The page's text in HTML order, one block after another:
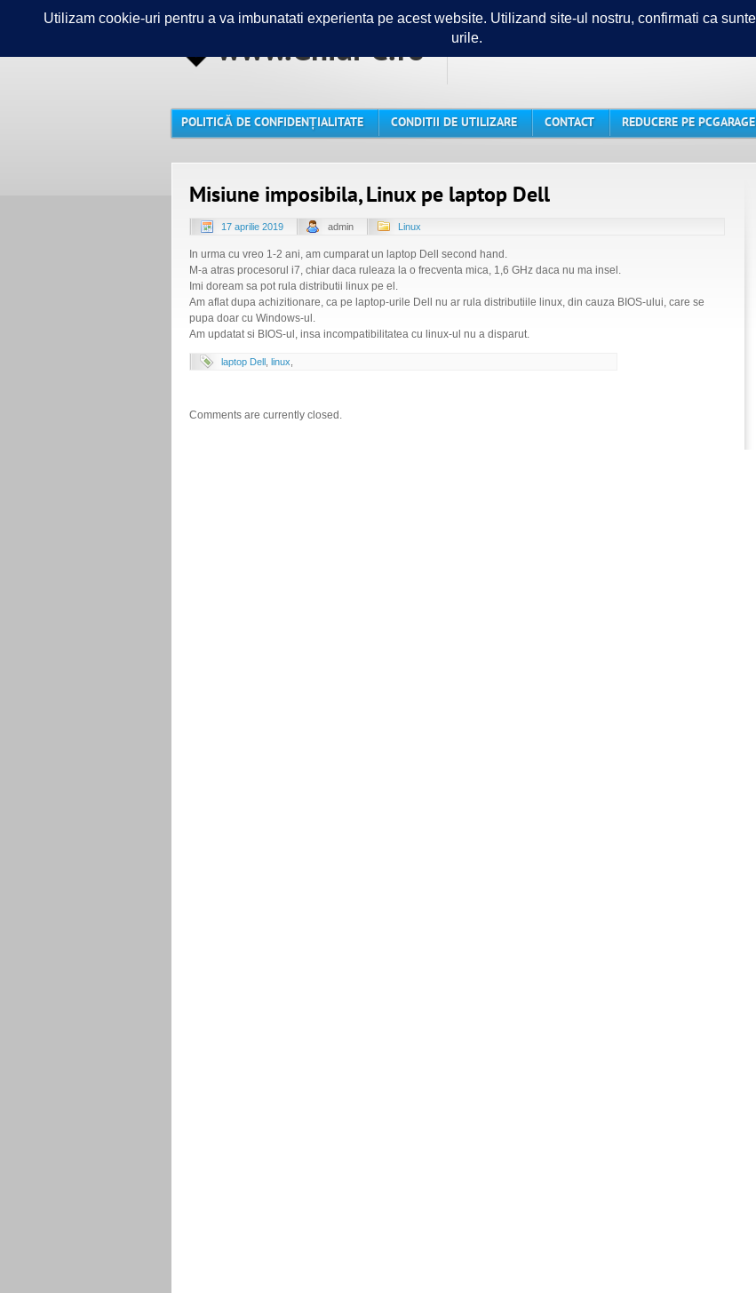
www.GhidPC.ro Ghidul tau in lumea PC-urilor
POLITICĂ DE CONFIDENȚIALITATE CONDITII DE UTILIZARE CONTACT REDUCERE PE PCGARAGE
Misiune imposibila, Linux pe laptop Dell
17 aprilie 2019 admin Linux
In urma cu vreo 1-2 ani, am cumparat un laptop Dell second hand.
M-a atras procesorul i7, chiar daca ruleaza la o frecventa mica, 1,6 GHz daca nu ma insel.
Imi doream sa pot rula distributii linux pe el.
Am aflat dupa achizitionare, ca pe laptop-urile Dell nu ar rula distributiile linux, din cauza BIOS-ului, care se
pupa doar cu Windows-ul.
Am updatat si BIOS-ul, insa incompatibilitatea cu linux-ul nu a disparut.
laptop Dell linux
Comments are currently closed.